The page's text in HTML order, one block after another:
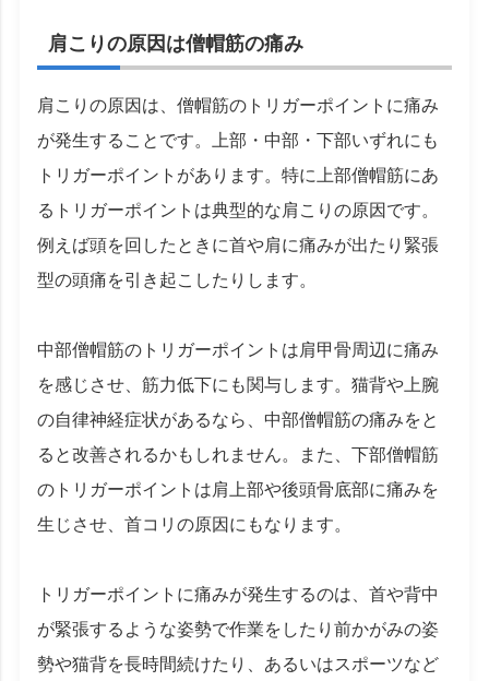
肩こりの原因は僧帽筋の痛み
肩こりの原因は、僧帽筋のトリガーポイントに痛み
が発生することです。上部・中部・下部いずれにも
トリガーポイントがあります。特に上部僧帽筋にあ
るトリガーポイントは典型的な肩こりの原因です。
例えば頭を回したときに首や肩に痛みが出たり緊張
型の頭痛を引き起こしたりします。
中部僧帽筋のトリガーポイントは肩甲骨周辺に痛み
を感じさせ、筋力低下にも関与します。猫背や上腕
の自律神経症状があるなら、中部僧帽筋の痛みをと
ると改善されるかもしれません。また、下部僧帽筋
のトリガーポイントは肩上部や後頭骨底部に痛みを
生じさせ、首コリの原因にもなります。
トリガーポイントに痛みが発生するのは、首や背中
が緊張するような姿勢で作業をしたり前かがみの姿
勢や猫背を長時間続けたり、あるいはスポーツなど